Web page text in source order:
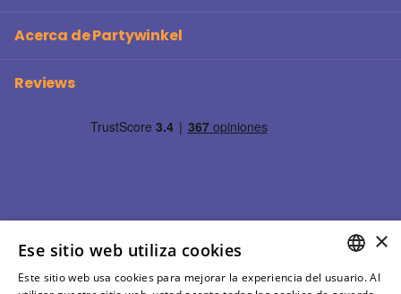
Acerca de Partywinkel
Reviews
SPANISH
×
Ese sitio web utiliza cookies
Este sitio web usa cookies para mejorar la experiencia del usuario. Al